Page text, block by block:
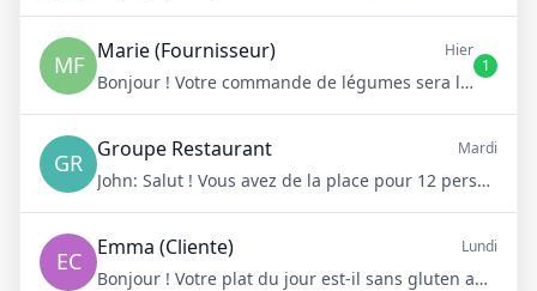
MF Marie (Fournisseur) Hier
Bonjour ! Votre commande de légumes sera livrée demain matin à 8h
1
GR Groupe Restaurant Mardi
John: Salut ! Vous avez de la place pour 12 personnes samedi soir ?
EC Emma (Cliente) Lundi
Bonjour ! Votre plat du jour est-il sans gluten aujourd'hui ?